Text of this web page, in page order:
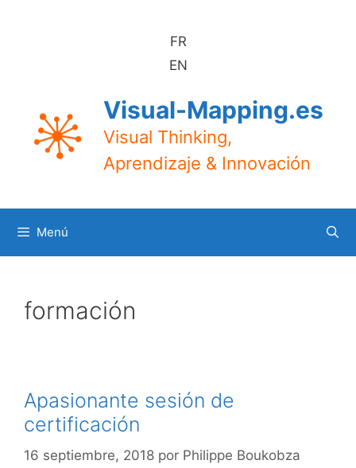
FR
EN
Visual-Mapping.es
Visual Thinking,
Aprendizaje & Innovación
Menú
formación
Apasionante sesión de
certificación
16 septiembre, 2018 por Philippe Boukobza